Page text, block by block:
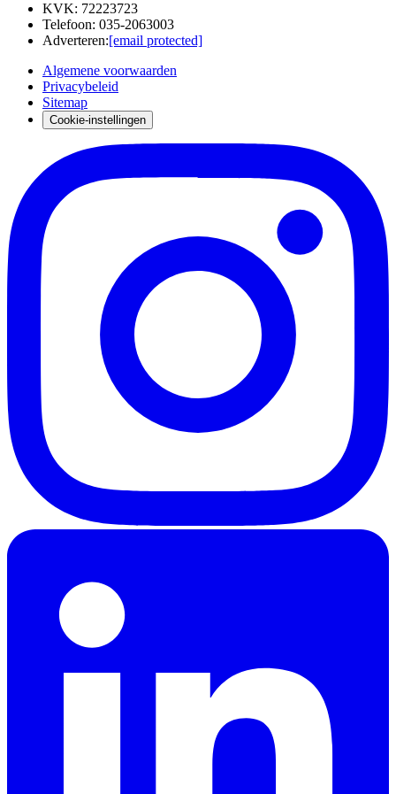
KVK: 72223723
Telefoon: 035-2063003
Adverteren:[email protected]
Algemene voorwaarden
Privacybeleid
Sitemap
Cookie-instellingen